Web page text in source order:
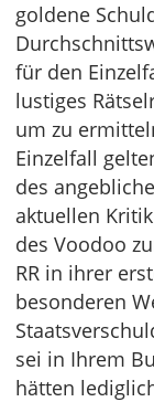
goldene
für den
lustiges
um zu
Einzelfall
des
aktuellen
des Voodoo
RR in ihrer
besonderen
sei in Ihrem
hätten